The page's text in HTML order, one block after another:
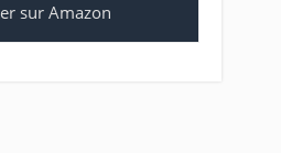
sur Amazon